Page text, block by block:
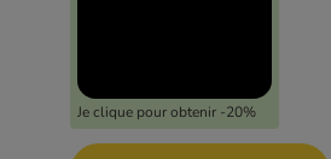
Je clique pour obtenir -20%